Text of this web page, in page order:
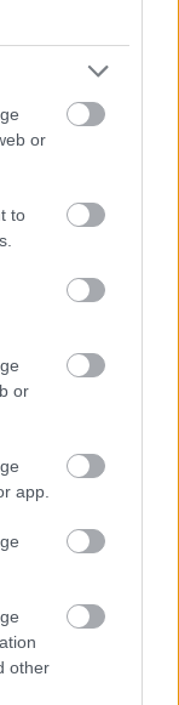
or
to
or
app.
other
hírek
után 59 éves
...